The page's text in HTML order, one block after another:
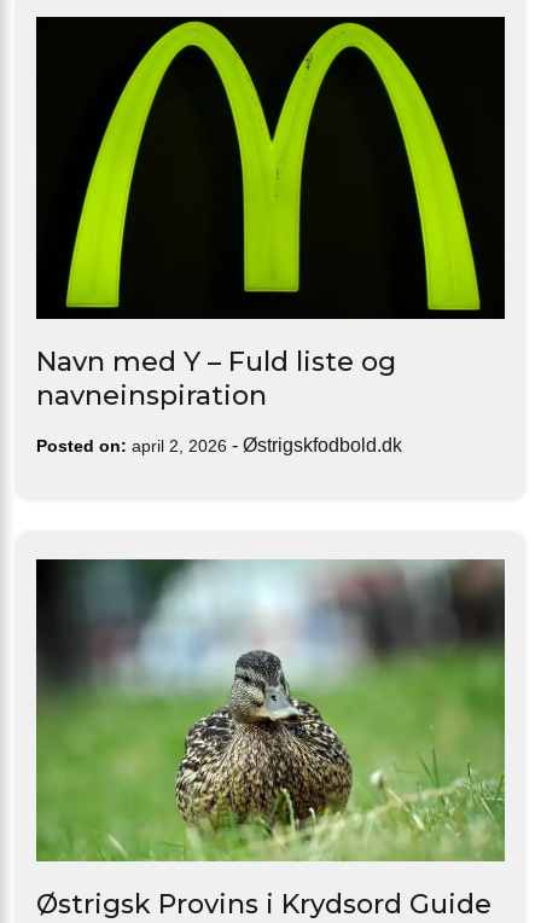
Navn med Y – Fuld liste og
navneinspiration
Posted on: april 2, 2026 - Østrigskfodbold.dk
Østrigsk Provins i Krydsord Guide